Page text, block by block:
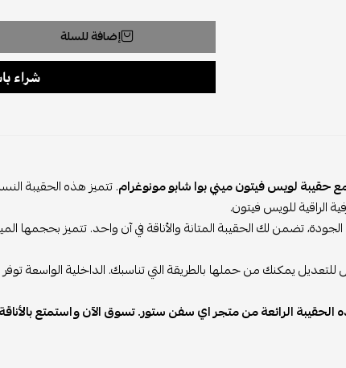
إضافة للسلة
حقيبة لويس فيتون ميني بوا شابو مونوغرام. تتميز هذه الحقيبة
الراقية للويس فيتون.
تضمن لك الحقيبة المتانة والأناقة في آن واحد. تتميز بحجمها
للتعديل يمكنك من حملها بالطريقة التي تناسبك. الداخلية الواسعة
الحقيبة الرائعة من متجر اي سفن ستور. تسوق الآن واستمتع